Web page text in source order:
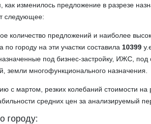
как изменилось предложение в разрезе
следующее:
количество предложений и наиболее
по городу на эти участки составила 10399
под бизнес-застройку, ИЖС, под
земли многофункционального назначения.
с мартом, резких колебаний стоимости
средних цен за анализируемый
городу: